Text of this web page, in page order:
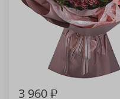
3 960₽